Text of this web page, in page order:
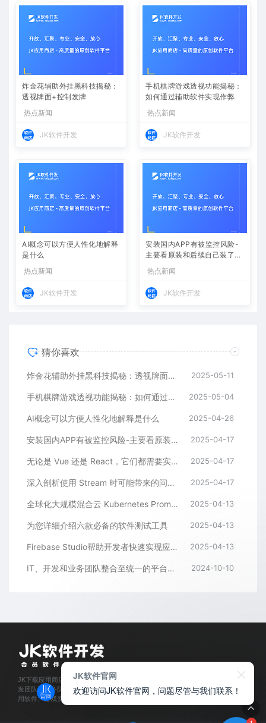
炸金花辅助外挂黑科技揭秘：
透视牌面+控制发牌
热点新闻
JK软件开发
手机棋牌游戏透视功能揭秘：
如何通过辅助软件实现作弊
热点新闻
JK软件开发
AI概念可以方便人性化地解释
是什么
热点新闻
JK软件开发
安装国内APP有被监控风险-
主要看原装和后续自己装了哪
一样被监控
热点新闻
JK软件开发
猜你喜欢
炸金花辅助外挂黑科技揭秘：透视牌面+控制发牌 2025-05-11
手机棋牌游戏透视功能揭秘：如何通过辅助软件实现作弊 2025-05-04
AI概念可以方便人性化地解释是什么 2025-04-26
安装国内APP有被监控风险-主要看原装和后续自己装了哪些软件-苹果手机装中国软件一样被监控 2025-04-17
无论是 Vue 还是 React，它们都需要实现一个基本功能 2025-04-17
深入剖析使用 Stream 时可能带来的问题，并探讨如何避免这些问题 2025-04-17
全球化大规模混合云 Kubernetes Prometheus 监控体系标准化及 GitOps 自动化改进方案 2025-04-13
为您详细介绍六款必备的软件测试工具 2025-04-13
Firebase Studio帮助开发者快速实现应用的智能化和高效部署 2025-04-13
IT、开发和业务团队整合至统一的平台解决方案 2024-10-10
JK下载应用商店是经过官方认证,保障正版的软件下载平台,拥有业内资深软件开
发团队和服务队伍,所有软件都通过人工亲测,为每位会员用户提供安全可靠的应
用软件、游戏资源下载及程序开发服务。
JK软件官网
欢迎访问JK软件官网，问题尽管与我们联系！